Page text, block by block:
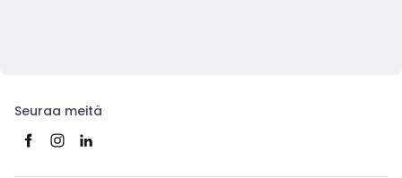
Seuraa meitä